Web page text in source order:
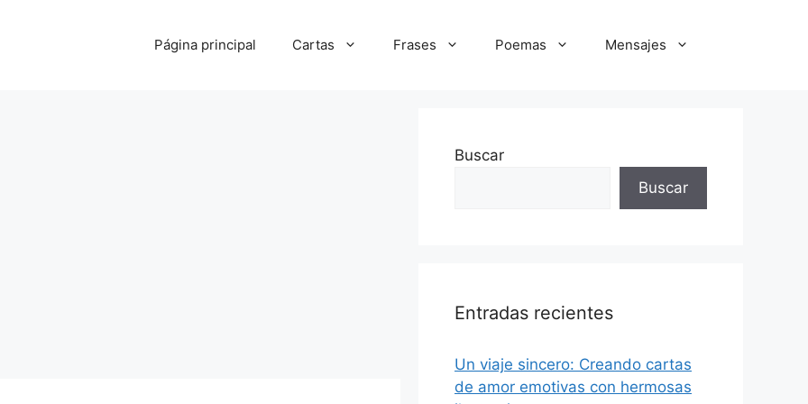
Página principal Cartas Frases Poemas Mensajes
Buscar
Buscar
Entradas recientes
Un viaje sincero: Creando cartas
de amor emotivas con hermosas